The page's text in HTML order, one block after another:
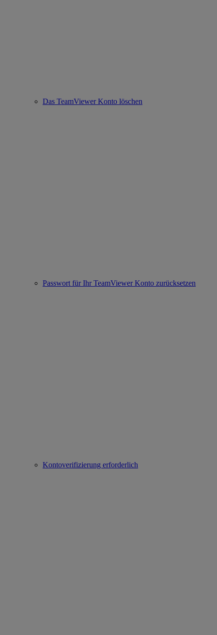
Das TeamViewer Konto löschen
Passwort für Ihr TeamViewer Konto zurücksetzen
Kontoverifizierung erforderlich